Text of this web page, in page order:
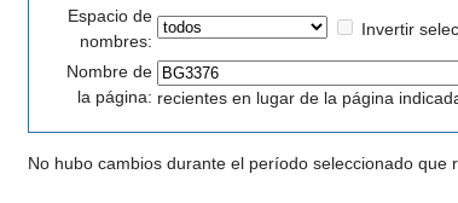
Espacio de
nombres:
Invertir
Nombre de
la página: recientes en lugar de la página
No hubo cambios durante el período seleccionado que